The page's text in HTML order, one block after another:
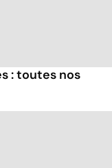
: toutes nos